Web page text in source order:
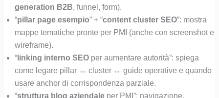
generation B2B, funnel, form).
“pillar page esempio” + “content cluster SEO”: mostra
mappe tematiche pronte per PMI (anche con screenshot e
wireframe).
“linking interno SEOper aumentare autorità”: spiega
come legare pillar ↔ cluster ↔ guide operative e quando
usare anchor di corrispondenza parziale.
“struttura blog aziendaleper PMI”: navigazione,